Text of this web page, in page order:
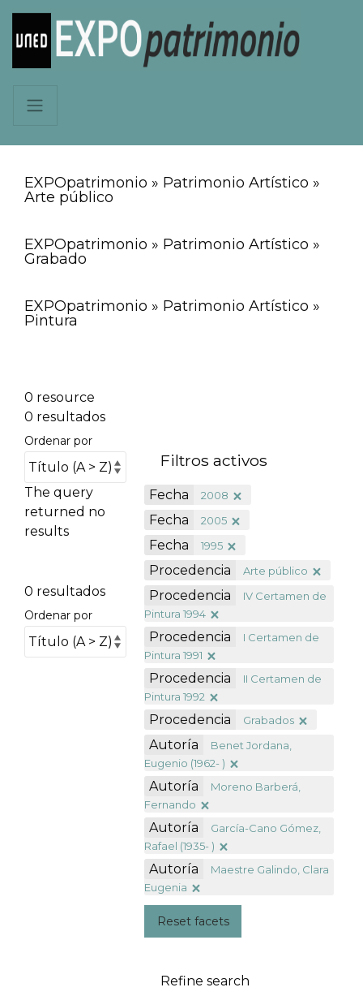
EXPOpatrimonio » Patrimonio Artístico »
Arte público
EXPOpatrimonio » Patrimonio Artístico »
Grabado
EXPOpatrimonio » Patrimonio Artístico »
Pintura
0 resource
0 resultados
Ordenar por
The query
returned no
results
0 resultados
Ordenar por
Filtros activos
Fecha 2008
Fecha 2005
Fecha 1995
Procedencia Arte público
Procedencia
IV Certamen de
Pintura 1994
Procedencia
I Certamen de
Pintura 1991
Procedencia
II Certamen de
Pintura 1992
Procedencia Grabados
Autoría
Benet Jordana,
Eugenio (1962- )
Autoría
Moreno Barberá,
Fernando
Autoría
García-Cano Gómez,
Rafael (1935- )
Autoría
Maestre Galindo, Clara
Eugenia
Reset facets
Refine search